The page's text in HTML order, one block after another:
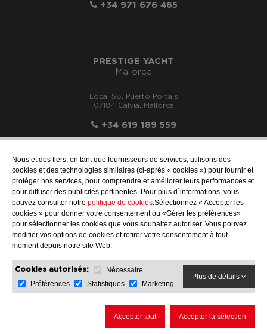
Nous et des tiers, en tant que fournisseurs de services, utilisons des
cookies et des technologies similaires (ci-après « cookies ») pour fournir et
protéger nos services, pour comprendre et améliorer leurs performances et
pour diffuser des publicités pertinentes. Pour plus d´informations, vous
pouvez consulter notre politique de cookies.Sélectionnez « Accepter les
cookies » pour donner votre consentement ou «Gérer les préférences»
pour sélectionner les cookies que vous souhaitez autoriser. Vous pouvez
modifier vos options de cookies et retirer votre consentement à tout
moment depuis notre site Web.
Cookies autorisés:
Nécessaire
Préférences
Statistiques Marketing
Plus de détails
Accepter tout Accepter la sélection
+34 971 676 465
PRESTIGE YACHT
Mallorca
Local 58, Puerto Portals
07184 Calvia, Mallorca
+34 619 189 559
info@motonauticallonch.com
POLITIQUE DE COOKIES